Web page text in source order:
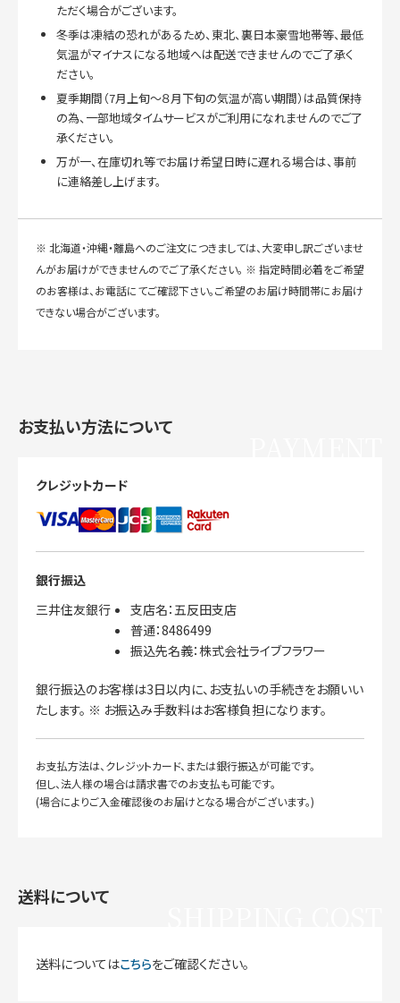
ただく場合がございます。
冬季は凍結の恐れがあるため、東北、裏日本豪雪地帯等、最低
気温がマイナスになる地域へは配送できませんのでご了承く
ださい。
夏季期間（7月上旬～８月下旬の気温が高い期間）は品質保持
の為、一部地域タイムサービスがご利用になれませんのでご了
承ください。
万が一、在庫切れ等でお届け希望日時に遅れる場合は、事前
に連絡差し上げます。
※ 北海道・沖縄・離島へのご注文につきましては、大変申し訳ございませ
んがお届けができませんのでご了承ください。 ※ 指定時間必着をご希望
のお客様は、お電話にてご確認下さい。ご希望のお届け時間帯にお届け
できない場合がございます。
お支払い方法について
クレジットカード
銀行振込
三井住友銀行
支店名：五反田支店
普通：8486499
振込先名義：株式会社ライブフラワー
銀行振込のお客様は3日以内に、お支払いの手続きをお願いい
たします。 ※ お振込み手数料はお客様負担になります。
お支払方法は、クレジットカード、または銀行振込が可能です。
但し、法人様の場合は請求書でのお支払も可能です。
(場合によりご入金確認後のお届けとなる場合がございます。)
送料について
送料についてはこちらをご確認ください。